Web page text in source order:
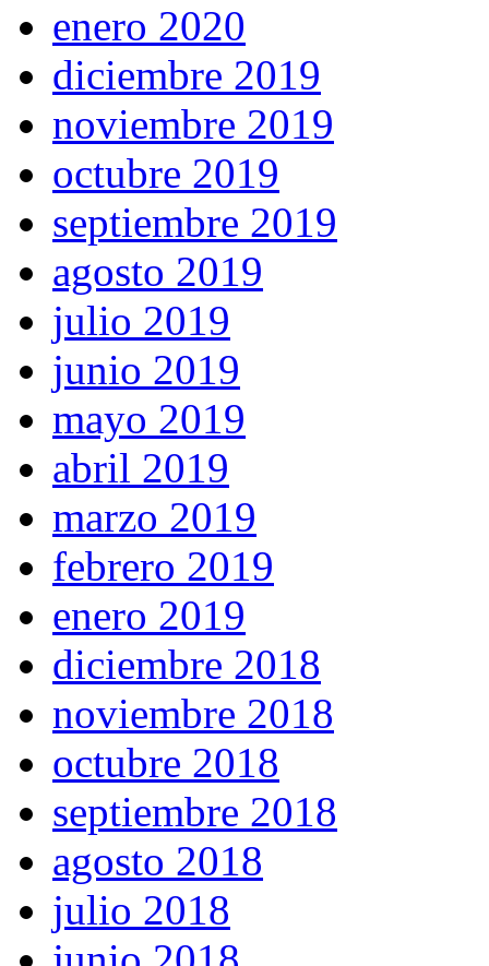
enero 2020
diciembre 2019
noviembre 2019
octubre 2019
septiembre 2019
agosto 2019
julio 2019
junio 2019
mayo 2019
abril 2019
marzo 2019
febrero 2019
enero 2019
diciembre 2018
noviembre 2018
octubre 2018
septiembre 2018
agosto 2018
julio 2018